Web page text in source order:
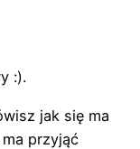
:).
jak się ma
przyjąć